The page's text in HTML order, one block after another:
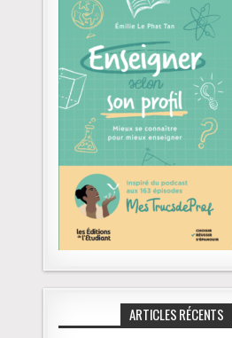
ARTICLES RÉCENTS